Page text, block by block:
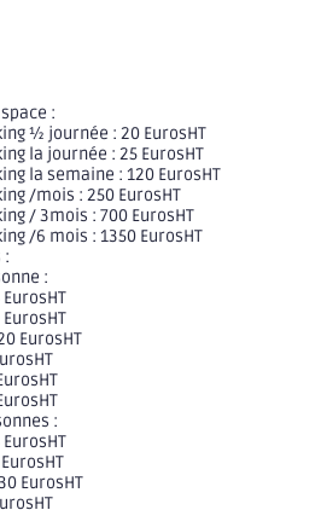
:
½ journée : 20 EurosHT
la journée : 25 EurosHT
la semaine : 120 EurosHT
/mois : 250 EurosHT
/ 3mois : 700 EurosHT
/6 mois : 1350 EurosHT
:
:
EurosHT
:
EurosHT